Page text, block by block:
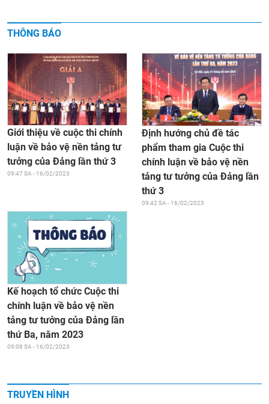
THÔNG BÁO
Giới thiệu về cuộc thi chính
luận về bảo vệ nền tảng tư
tưởng của Đảng lần thứ 3
09:47 SA - 16/02/2023
Định hướng chủ đề tác
phẩm tham gia Cuộc thi
chính luận về bảo vệ nền
tảng tư tưởng của Đảng lần
thứ 3
09:42 SA - 16/02/2023
Kế hoạch tổ chức Cuộc thi
chính luận về bảo vệ nền
tảng tư tưởng của Đảng lần
thứ Ba, năm 2023
09:08 SA - 16/02/2023
TRUYỀN HÌNH